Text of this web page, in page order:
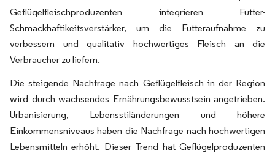
Geflügelfleischproduzenten integrieren Futter-
Schmackhaftikeitsverstärker, um die Futteraufnahme zu
verbessern und qualitativ hochwertiges Fleisch an die
Verbraucher zu liefern.
Die steigende Nachfrage nach Geflügelfleisch in der Region
wird durch wachsendes Ernährungsbewusstsein angetrieben.
Urbanisierung, Lebensstiländerungen und höhere
Einkommensniveaus haben die Nachfrage nach hochwertigen
Lebensmitteln erhöht. Dieser Trend hat Geflügelproduzenten